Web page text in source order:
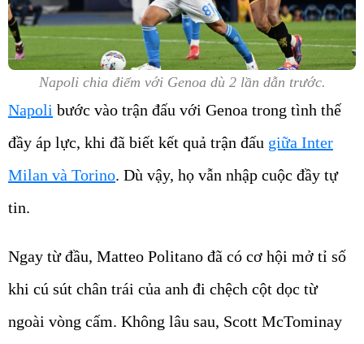
Napoli chia điểm với Genoa dù 2 lần dẫn trước.
Napoli bước vào trận đấu với Genoa trong tình thế
đầy áp lực, khi đã biết kết quả trận đấu giữa Inter
Milan và Torino. Dù vậy, họ vẫn nhập cuộc đầy tự
tin.
Ngay từ đầu, Matteo Politano đã có cơ hội mở tỉ số
khi cú sút chân trái của anh đi chệch cột dọc từ
ngoài vòng cấm. Không lâu sau, Scott McTominay